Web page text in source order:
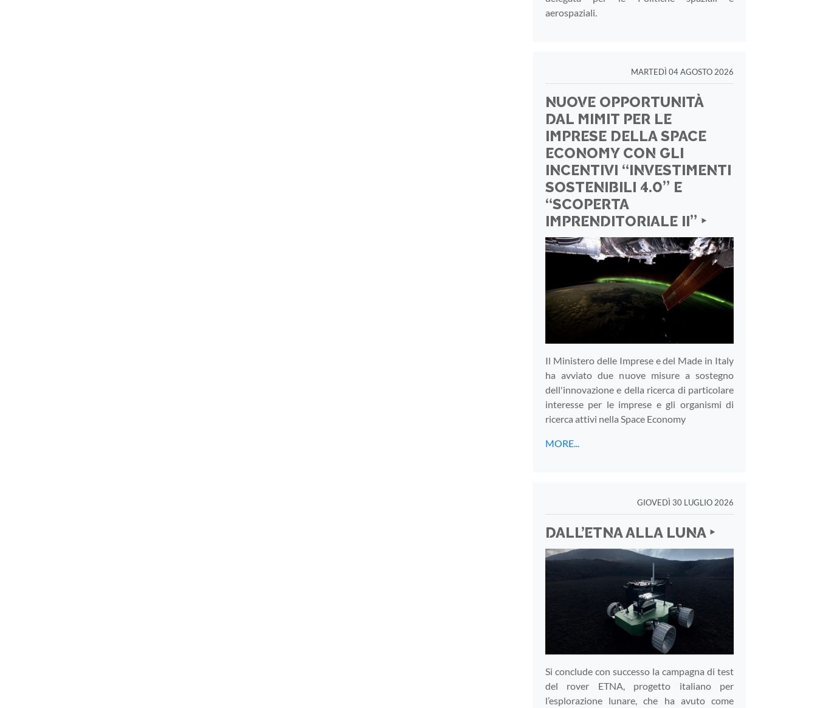
aerospaziali.
MARTEDÌ 04 AGOSTO 2026
NUOVE OPPORTUNITÀ
DAL MIMIT PER LE
IMPRESE DELLA SPACE
ECONOMY CON GLI
INCENTIVI “INVESTIMENTI
SOSTENIBILI 4.0” E
“SCOPERTA
IMPRENDITORIALE II” ‣
Il Ministero delle Imprese e del Made in Italy
ha avviato due nuove misure a sostegno
dell'innovazione e della ricerca di particolare
interesse per le imprese e gli organismi di
ricerca attivi nella Space Economy
MORE...
GIOVEDÌ 30 LUGLIO 2026
DALL’ETNA ALLA LUNA ‣
Si conclude con successo la campagna di test
del rover ETNA, progetto italiano per
l’esplorazione lunare, che ha avuto come